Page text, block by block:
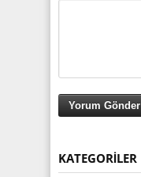
KATEGORILER